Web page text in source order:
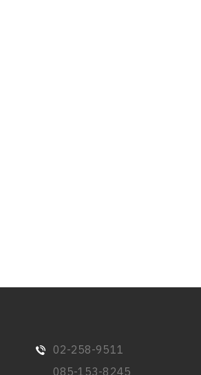
02-258-9511